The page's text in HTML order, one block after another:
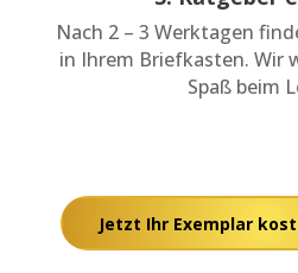
Nach 2 – 3 Werktagen
in Ihrem Briefkasten. Wir
Spaß beim
Jetzt Ihr Exemplar